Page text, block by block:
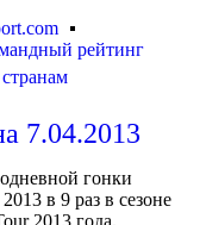
рейтинг
7.04.2013
гонки
в 9 раз в сезоне